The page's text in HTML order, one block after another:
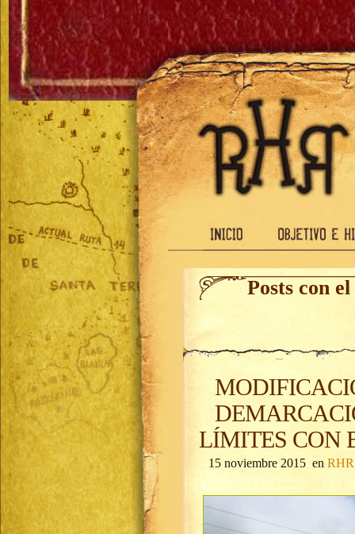
Posts con
LÍMITES CON
15 noviembre 2015 en